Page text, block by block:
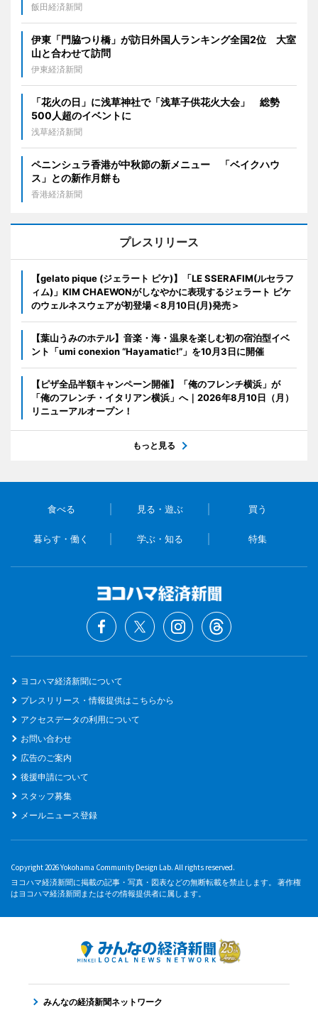
飯田経済新聞
伊東「門脇つり橋」が訪日外国人ランキング全国2位 大室
山と合わせて訪問
伊東経済新聞
「花火の日」に浅草神社で「浅草子供花火大会」 総勢
500人超のイベントに
浅草経済新聞
ペニンシュラ香港が中秋節の新メニュー 「ベイクハウ
ス」との新作月餅も
香港経済新聞
プレスリリース
【gelato pique (ジェラート ピケ)】「LE SSERAFIM(ルセラフ
ィム)」KIM CHAEWONがしなやかに表現するジェラート ピケ
のウェルネスウェアが初登場＜8月10日(月)発売＞
【葉山うみのホテル】音楽・海・温泉を楽しむ初の宿泊型イベ
ント「umi conexion “Hayamatic!”」を10月3日に開催
【ピザ全品半額キャンペーン開催】「俺のフレンチ横浜」が
「俺のフレンチ・イタリアン横浜」へ｜2026年8月10日（月）
リニューアルオープン！
もっと見る
食べる 見る・遊ぶ 買う
暮らす・働く 学ぶ・知る 特集
ヨコハマ経済新聞について
プレスリリース・情報提供はこちらから
アクセスデータの利用について
お問い合わせ
広告のご案内
後援申請について
スタッフ募集
メールニュース登録
Copyright 2026 Yokohama Community Design Lab. All rights reserved.
ヨコハマ経済新聞に掲載の記事・写真・図表などの無断転載を禁止します。 著作権
はヨコハマ経済新聞またはその情報提供者に属します。
みんなの経済新聞ネットワーク